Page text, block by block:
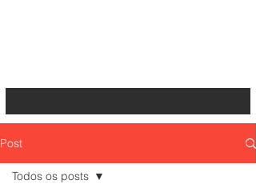
Post
Todos os posts